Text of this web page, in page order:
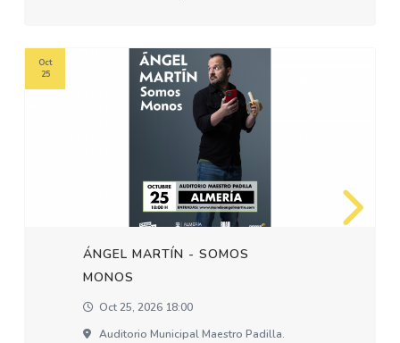
ÁNGEL MARTÍN - SOMOS
MONOS
Oct 25, 2026 18:00
Auditorio Municipal Maestro Padilla.
Oct
25